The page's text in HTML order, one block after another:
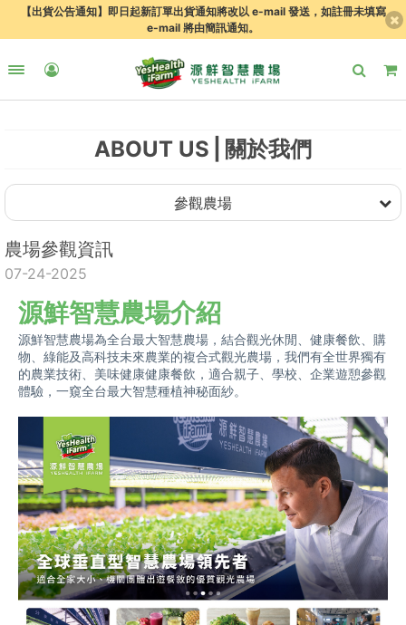
【出貨公告通知】即日起新訂單出貨通知將改以 e-mail 發送，如註冊未填寫
e-mail 將由簡訊通知。
ABOUT US 關於我們
參觀農場
農場參觀資訊
07-24-2025
源鮮智慧農場介紹
源鮮智慧農場為全台最大智慧農場，結合觀光休閒、健康餐飲、購
物、綠能及高科技未來農業的複合式觀光農場，我們有全世界獨有
的農業技術、美味健康健康餐飲，適合親子、學校、企業遊憩參觀
體驗，一窺全台最大智慧種植神秘面紗。